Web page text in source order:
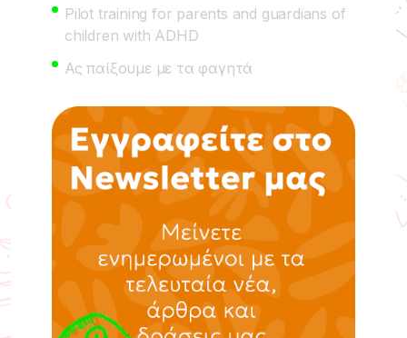
Pilot training for parents and guardians of
children with ADHD
Ας παίξουμε με τα φαγητά